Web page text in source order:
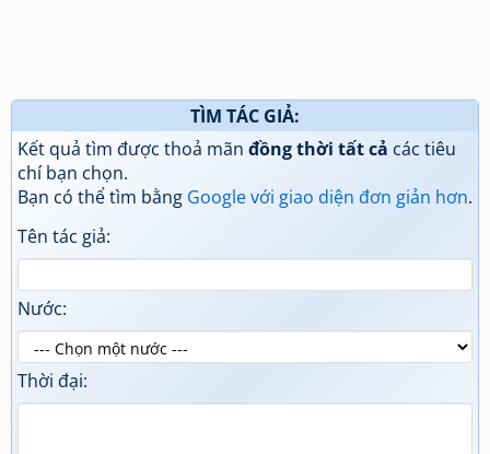
TÌM TÁC GIẢ:
Kết quả tìm được thoả mãn đồng thời tất cả các tiêu
chí bạn chọn.
Bạn có thể tìm bằng Google với giao diện đơn giản hơn.
Tên tác giả:
Nước:
Thời đại: